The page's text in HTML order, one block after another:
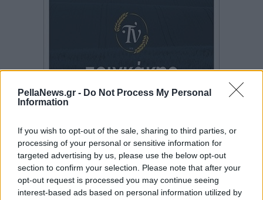
PellaNews.gr - Do Not Process My Personal
Information
If you wish to opt-out of the sale, sharing to third parties, or
processing of your personal or sensitive information for
targeted advertising by us, please use the below opt-out
section to confirm your selection. Please note that after your
opt-out request is processed you may continue seeing
interest-based ads based on personal information utilized by